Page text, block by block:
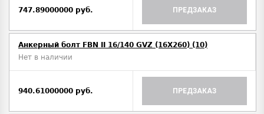
747.89000000 руб. ПРЕДЗАКАЗ
Анкерный болт FBN II 16/140 GVZ (16X260) (10)
Нет в наличии
940.61000000 руб. ПРЕДЗАКАЗ